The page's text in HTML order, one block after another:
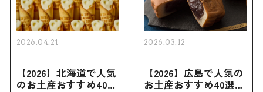
2026.04.21
【2026】北海道で人気
のお土産おすすめ40選
2026.03.12
【2026】広島で人気の
お土産おすすめ40選｜